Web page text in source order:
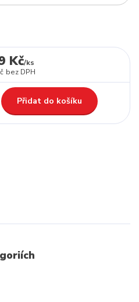
Kč/ks
bez DPH
Přidat do košíku